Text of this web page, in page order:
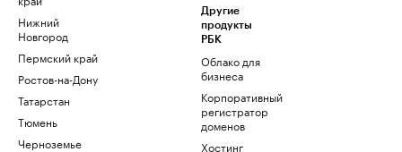
Нижний
Новгород
Пермский край
Ростов-на-Дону
Татарстан
Тюмень
Черноземье
Другие
продукты
РБК
Облако для
бизнеса
Корпоративный
регистратор
доменов
Хостинг